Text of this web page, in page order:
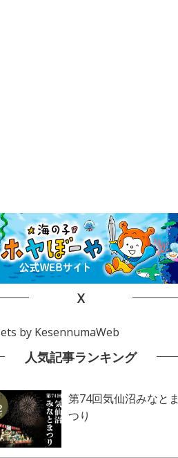
X
by KesennumaWeb
人気記事ランキング
第74回気仙沼みなとま
つり